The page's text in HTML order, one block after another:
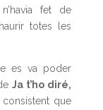
fet de
totes les
es va poder
Ja t’ho diré,
que